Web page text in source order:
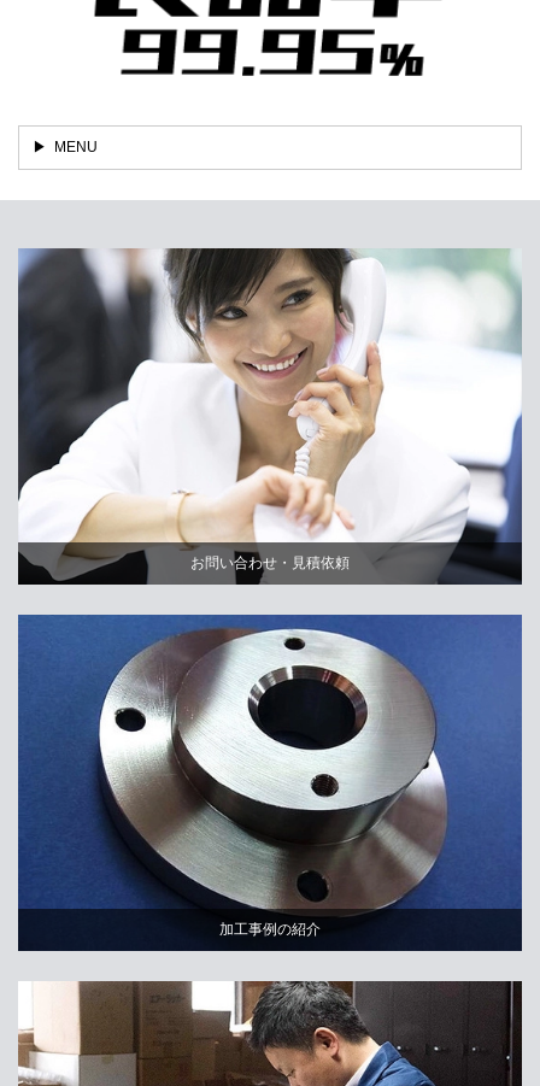
MENU
お問い合わせ・見積依頼
加工事例の紹介